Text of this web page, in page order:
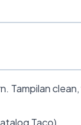
Tampilan
Taco)